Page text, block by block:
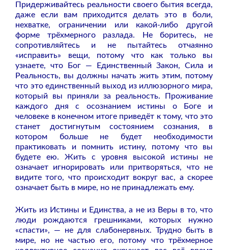
Придерживайтесь реальности своего бытия всегда,
даже если вам приходится делать это в боли,
нехватке, ограничении или какой-либо другой
форме трёхмерного разлада. Не боритесь, не
сопротивляйтесь и не пытайтесь отчаянно
«исправить» вещи, потому что как только вы
узнаете, что Бог — Единственный Закон, Сила и
Реальность, вы должны начать жить этим, потому
что это единственный выход из иллюзорного мира,
который вы приняли за реальность. Проживание
каждого дня с осознанием истины о Боге и
человеке в конечном итоге приведёт к тому, что это
станет достигнутым состоянием сознания, в
котором больше не будет необходимости
практиковать и помнить истину, потому что вы
будете ею. Жить с уровня высокой истины не
означает игнорировать или притворяться, что не
видите того, что происходит вокруг вас, а скорее
означает быть в мире, но не принадлежать ему.
Жить из Истины и Единства, а не из Веры в то, что
люди рождаются грешниками, которых нужно
«спасти», — не для слабонервных. Трудно быть в
мире, но не частью его, потому что трёхмерное